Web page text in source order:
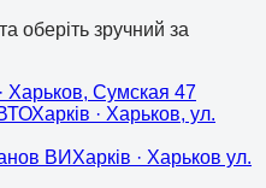
оберіть зручний за
· Харьков, Сумская 47
Харків · Харьков, ул.
ВИ Харків · Харьков ул.